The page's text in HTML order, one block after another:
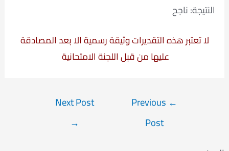
النتيجة: ناجح
لا تعتبر هذه التقديرات وثيقة رسمية الا بعد المصادقة
عليها من قبل اللجنة الامتحانية
←
Previous
Post
Next Post
→